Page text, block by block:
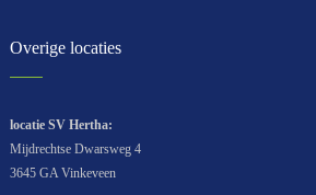
Overige locaties
locatie SV Hertha:
Mijdrechtse Dwarsweg 4
3645 GA Vinkeveen